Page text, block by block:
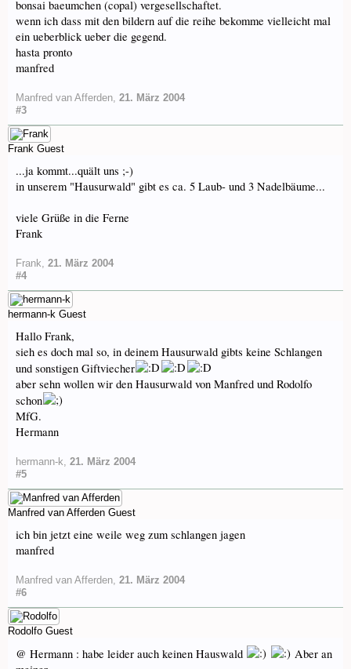
bonsai baeumchen (copal) vergesellschaftet.
wenn ich dass mit den bildern auf die reihe bekomme vielleicht mal
ein ueberblick ueber die gegend.
hasta pronto
manfred
Manfred van Afferden, 21. März 2004
#3
Frank Guest
...ja kommt...quält uns ;-)
in unserem "Hausurwald" gibt es ca. 5 Laub- und 3 Nadelbäume...
viele Grüße in die Ferne
Frank
Frank, 21. März 2004
#4
hermann-k Guest
Hallo Frank,
sieh es doch mal so, in deinem Hausurwald gibts keine Schlangen
und sonstigen Giftviecher
aber sehn wollen wir den Hausurwald von Manfred und Rodolfo
schon
MfG.
Hermann
hermann-k, 21. März 2004
#5
Manfred van Afferden Guest
ich bin jetzt eine weile weg zum schlangen jagen
manfred
Manfred van Afferden, 21. März 2004
#6
Rodolfo Guest
@ Hermann : habe leider auch keinen Hauswald
Aber an